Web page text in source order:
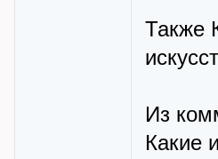
Также
Из
Какие